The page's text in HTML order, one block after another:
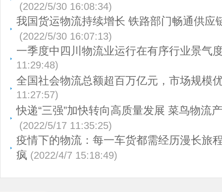
(2022/5/30 16:08:34)
我国货运物流持续增长 铁路部门畅通供应
(2022/5/30 16:07:13)
一季度中四川物流业运行在有序行业景气
11:29:48)
全国社会物流总额超百万亿元，市场规模
11:27:57)
快递“三强”加快转向高质量发展 菜鸟物流
(2022/5/17 11:35:25)
疫情下的物流：每一车货都需经历漫长旅
疯 (2022/4/7 15:18:49)